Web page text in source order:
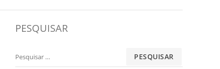
PESQUISAR
Pesquisar